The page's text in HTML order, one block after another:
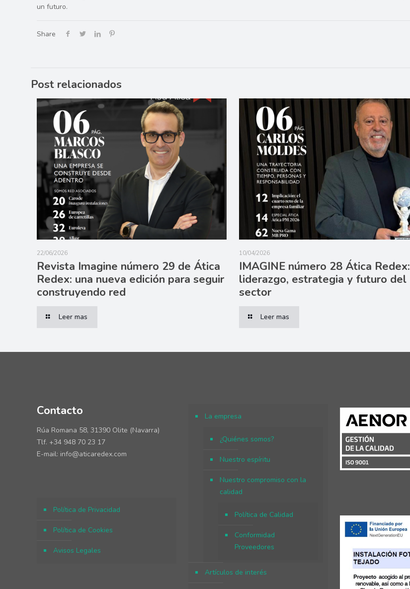
un futuro.
Share
Post relacionados
22/06/2026
Revista Imagine número 29 de Ática
Redex: una nueva edición para seguir
construyendo red
Leer mas
10/04/2026
IMAGINE número 28 Ática Redex:
liderazgo, estrategia y futuro del
sector
Leer mas
Contacto
Rúa Romana 58, 31390 Olite (Navarra)
Tlf. +34 948 70 23 17
E-mail: info@aticaredex.com
Política de Privacidad
Política de Cookies
Avisos Legales
La empresa
¿Quiénes somos?
Nuestro espíritu
Nuestro compromiso con la
calidad
Política de Calidad
Conformidad
Proveedores
Artículos de interés